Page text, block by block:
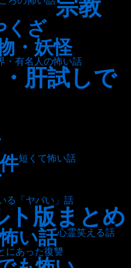
宗教
くざ
・妖怪
・有名人の怖い話
肝試しで
短くて怖い話
る「ヤバい」話
ト版まとめ
い話心霊笑える話
にあった復讐